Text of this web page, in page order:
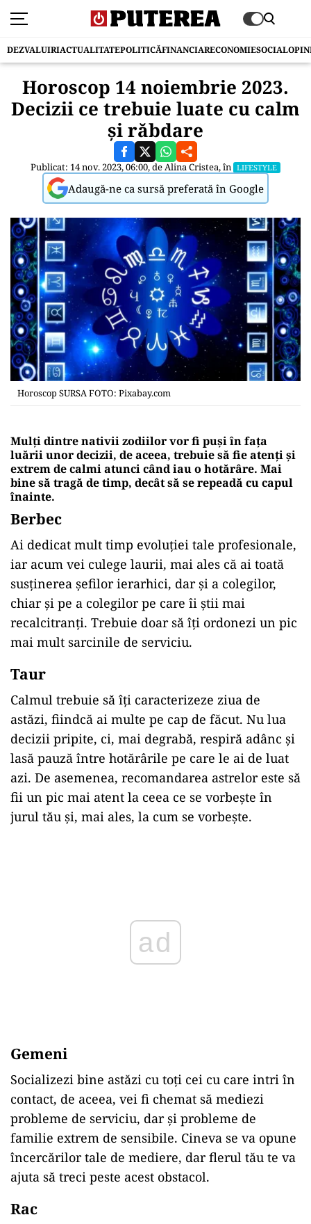
DEZVALUIRIACTUALITATEPOLITICĂFINANCIARECONOMIESOCIAL
Horoscop 14 noiembrie 2023.
Decizii ce trebuie luate cu calm
și răbdare
Publicat: 14 nov. 2023, 06:00, deAlina Cristea, în LIFESTYLE
Adaugă-ne ca sursă preferată în Google
Horoscop SURSA FOTO: Pixabay.com
Mulți dintre nativii zodiilor vor fi puși în fața
luării unor decizii, de aceea, trebuie să fie atenți și
extrem de calmi atunci când iau o hotărâre. Mai
bine să tragă de timp, decât să se repeadă cu capul
înainte.
Berbec
Ai dedicat mult timp evoluției tale profesionale,
iar acum vei culege laurii, mai ales că ai toată
susținerea șefilor ierarhici, dar și a colegilor,
chiar și pe a colegilor pe care îi știi mai
recalcitranți. Trebuie doar să îți ordonezi un pic
mai mult sarcinile de serviciu.
Taur
Calmul trebuie să îți caracterizeze ziua de
astăzi, fiindcă ai multe pe cap de făcut. Nu lua
decizii pripite, ci, mai degrabă, respiră adânc și
lasă pauză între hotărârile pe care le ai de luat
azi. De asemenea, recomandarea astrelor este să
fii un pic mai atent la ceea ce se vorbește în
jurul tău și, mai ales, la cum se vorbește.
Gemeni
Socializezi bine astăzi cu toți cei cu care intri în
contact, de aceea, vei fi chemat să mediezi
probleme de serviciu, dar și probleme de
familie extrem de sensibile. Cineva se va opune
încercărilor tale de mediere, dar flerul tău te va
ajuta să treci peste acest obstacol.
Rac